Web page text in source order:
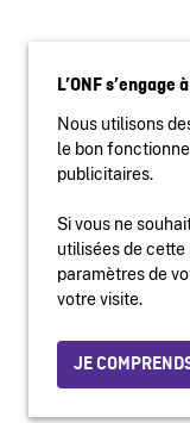
Protection
© 2026
L’ONF
Nous utilisons
le bon
publicitaires.
Si vous ne
utilisées de cette
paramètres de
votre visite.
JE